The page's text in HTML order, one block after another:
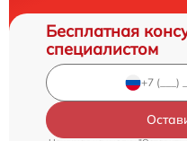
Бесплатная
специалистом